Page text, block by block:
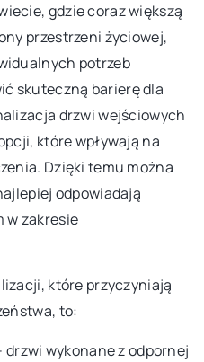
gdzie coraz większą
przestrzeni życiowej,
potrzeb
skuteczną barierę dla
drzwi wejściowych
które wpływają na
Dzięki temu można
odpowiadają
w zakresie
które przyczyniają
to:
wykonane z odpornej